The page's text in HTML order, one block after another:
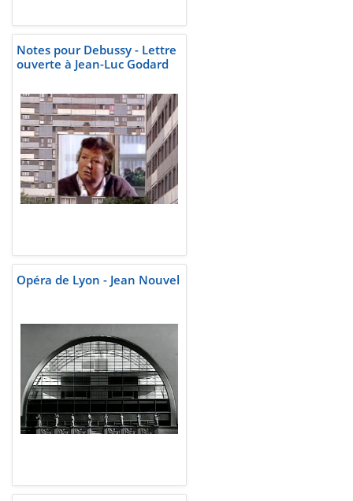
Notes pour Debussy - Lettre
ouverte à Jean-Luc Godard
Opéra de Lyon - Jean Nouvel